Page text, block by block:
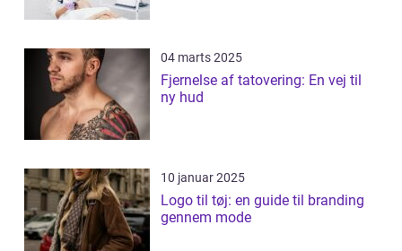
04 marts 2025
Fjernelse af tatovering: En vej til
ny hud
10 januar 2025
Logo til tøj: en guide til branding
gennem mode